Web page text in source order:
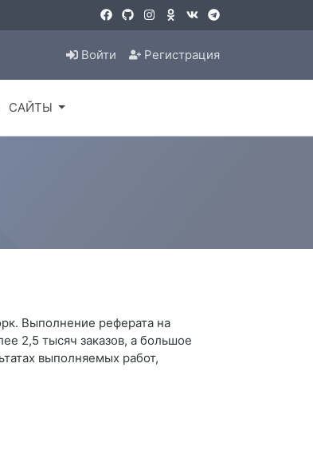
Войти Регистрация
САЙТЫ
Выполнение реферата на
2,5 тысяч заказов, а большое
выполняемых работ,